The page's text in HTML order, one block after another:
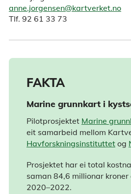
anne.jorgensen@kartverket.no
Tlf. 92 61 33 73
FAKTA
Marine grunnkart i
Pilotprosjektet Marine
eit samarbeid mellom
Havforskningsinstituttet og
Prosjektet har ei total
saman 84,6 millionar
2020–2022.